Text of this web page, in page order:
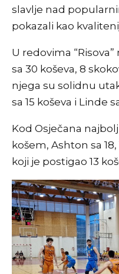
slavlje nad
pokazali kao
U redovima
sa 30 koševa, 8
njega su solidnu
sa 15 koševa i Linde
Kod Osječana
košem, Ashton sa
koji je postigao 13